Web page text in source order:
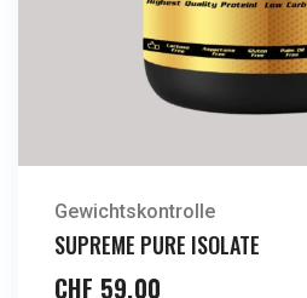
Gewichtskontrolle
SUPREME PURE ISOLATE
CHF 59.00